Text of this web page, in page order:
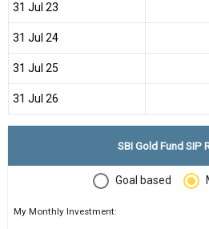
31 Jul 23
31 Jul 24
31 Jul 25
31 Jul 26
SBI Gold Fund SIP
Goal based
My Monthly Investment: